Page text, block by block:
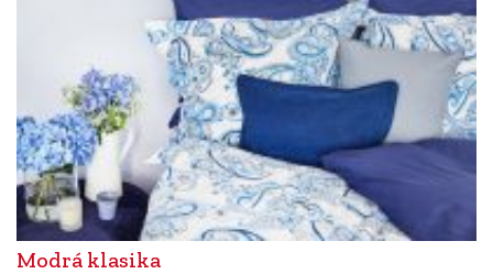
Modrá klasika